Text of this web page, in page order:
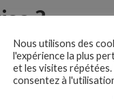
?
la grande
aider à recruter en
Nous utilisons des
l'expérience la plus
et les visites
consentez à